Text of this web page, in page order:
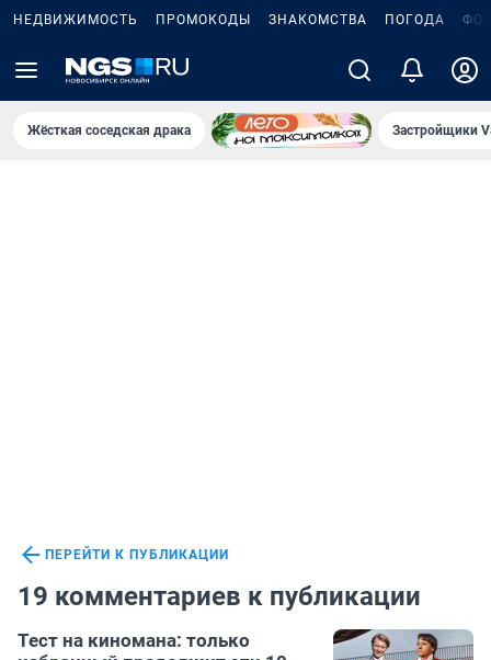
НЕДВИЖИМОСТЬ ПРОМОКОДЫ ЗНАКОМСТВА ПОГОДА
Жёсткая соседская драка Застройщики
ПЕРЕЙТИ К ПУБЛИКАЦИИ
19 комментариев к публикации
Тест на киномана: только